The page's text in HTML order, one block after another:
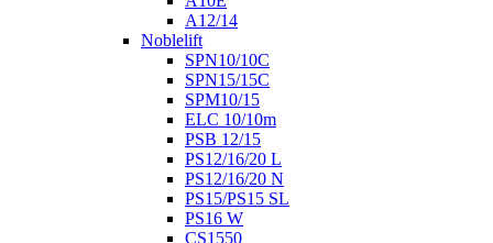
A12/14
Noblelift
SPN10/10C
SPN15/15C
SPM10/15
ELC 10/10m
PSB 12/15
PS12/16/20 L
PS12/16/20 N
PS15/PS15 SL
PS16 W
CS1550